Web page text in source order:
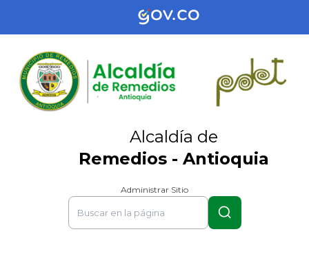
Alcaldía de
Remedios - Antioquia
Administrar Sitio